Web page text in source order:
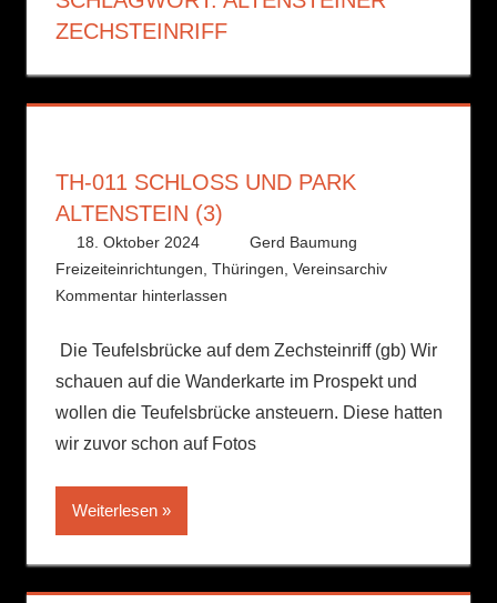
ZECHSTEINRIFF
TH-011 SCHLOSS UND PARK A
LTENSTEIN (3)
18. Oktober 2024
Gerd Baumung
Freizeiteinrichtungen, Thüringen, Vereinsarchiv
Kommentar hinterlassen
Die Teufelsbrücke auf dem Zechsteinriff (gb) Wir
schauen auf die Wanderkarte im Prospekt und
wollen die Teufelsbrücke ansteuern. Diese hatten
wir zuvor schon auf Fotos
Weiterlesen